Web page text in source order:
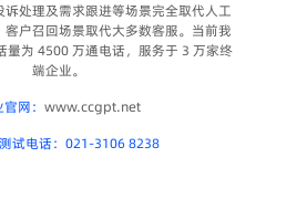
处理及需求跟进等场景完全取代人工
户召回场景取代大多数客服。当前我
量为 4500 万通电话，服务于 3 万家终
端企业。
网： www.ccgpt.net
试电话：021-3106 8238